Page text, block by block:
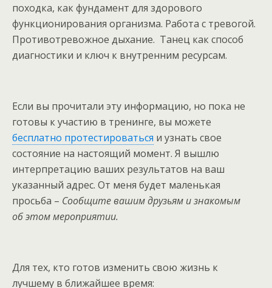
походка, как фундамент для здорового
функционирования организма. Работа с тревогой.
Противотревожное дыхание. Танец как способ
диагностики и ключ к внутренним ресурсам.
Если вы прочитали эту информацию, но пока не
готовы к участию в тренинге, вы можете
бесплатно протестироваться и узнать свое
состояние на настоящий момент. Я вышлю
интерпретацию ваших результатов на ваш
указанный адрес. От меня будет маленькая
просьба – Сообщите вашим друзьям и знакомым
об этом мероприятии.
Для тех, кто готов изменить свою жизнь к
лучшему в ближайшее время: